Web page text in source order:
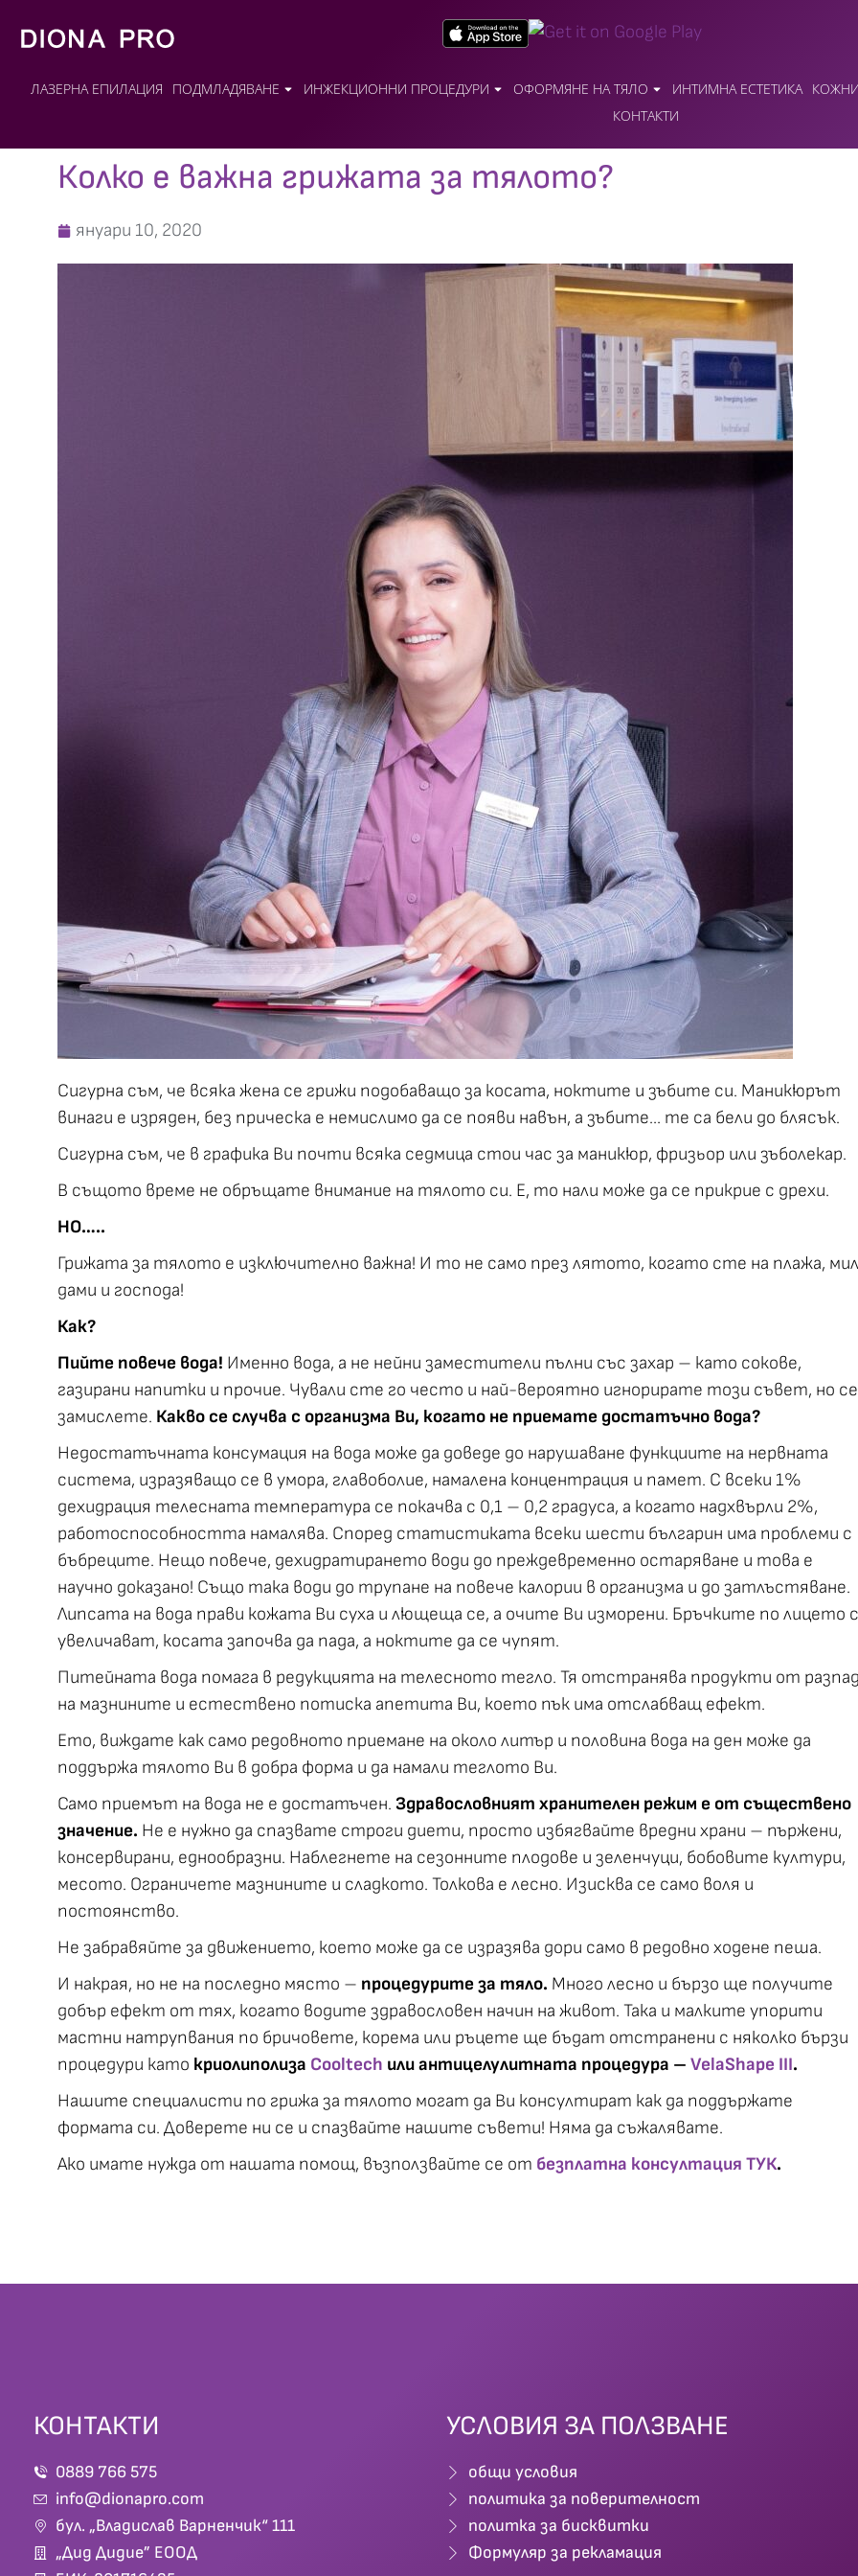
ЛАЗЕРНА ЕПИЛАЦИЯ ПОДМЛАДЯВАНЕ ИНЖЕКЦИОННИ ПРОЦЕДУРИ ОФОРМЯНЕ НА ТЯЛО ИНТИМНА ЕСТЕТИКА
КОНТАКТИ
Колко е важна грижата за тялото?
януари 10, 2020
Сигурна съм, че всяка жена се грижи подобаващо за косата, ноктите и зъбите си. Маникюрът
винаги е изряден, без прическа е немислимо да се появи навън, а зъбите… те са бели до блясък.
Сигурна съм, че в графика Ви почти всяка седмица стои час за маникюр, фризьор или зъболекар.
В същото време не обръщате внимание на тялото си. Е, то нали може да се прикрие с дрехи.
НО…..
Грижата за тялото е изключително важна! И то не само през лятото, когато сте на плажа,
дами и господа!
Как?
Пийте повече вода! Именно вода, а не нейни заместители пълни със захар – като сокове,
газирани напитки и прочие. Чували сте го често и най-вероятно игнорирате този съвет, но се
замислете. Какво се случва с организма Ви, когато не приемате достатъчно вода?
Недостатъчната консумация на вода може да доведе до нарушаване функциите на нервната
система, изразяващо се в умора, главоболие, намалена концентрация и памет. С всеки 1%
дехидрация телесната температура се покачва с 0,1 – 0,2 градуса, а когато надхвърли 2%,
работоспособността намалява. Според статистиката всеки шести българин има проблеми с
бъбреците. Нещо повече, дехидратирането води до преждевременно остаряване и това е
научно доказано! Също така води до трупане на повече калории в организма и до затлъстяване.
Липсата на вода прави кожата Ви суха и лющеща се, а очите Ви изморени. Бръчките по лицето
увеличават, косата започва да пада, а ноктите да се чупят.
Питейната вода помага в редукцията на телесното тегло. Тя отстранява продукти от
на мазнините и естествено потиска апетита Ви, което пък има отслабващ ефект.
Ето, виждате как само редовното приемане на около литър и половина вода на ден може да
поддържа тялото Ви в добра форма и да намали теглото Ви.
Само приемът на вода не е достатъчен. Здравословният хранителен режим е от съществено
значение. Не е нужно да спазвате строги диети, просто избягвайте вредни храни – пържени,
консервирани, еднообразни. Наблегнете на сезонните плодове и зеленчуци, бобовите култури,
месото. Ограничете мазнините и сладкото. Толкова е лесно. Изисква се само воля и
постоянство.
Не забравяйте за движението, което може да се изразява дори само в редовно ходене пеша.
И накрая, но не на последно място – процедурите за тяло. Много лесно и бързо ще получите
добър ефект от тях, когато водите здравословен начин на живот. Така и малките упорити
мастни натрупвания по бричовете, корема или ръцете ще бъдат отстранени с няколко бързи
процедури като криолиполиза Cooltech или антицелулитната процедура – VelaShape III.
Нашите специалисти по грижа за тялото могат да Ви консултират как да поддържате
формата си. Доверете ни се и спазвайте нашите съвети! Няма да съжалявате.
Ако имате нужда от нашата помощ, възползвайте се от безплатна консултация ТУК.
КОНТАКТИ
0889 766 575
info@dionapro.com
бул. „Владислав Варненчик“ 111
„Дид Дидие” ЕООД
УСЛОВИЯ ЗА ПОЛЗВАНЕ
общи условия
политика за поверителност
политка за бисквитки
Формуляр за рекламация